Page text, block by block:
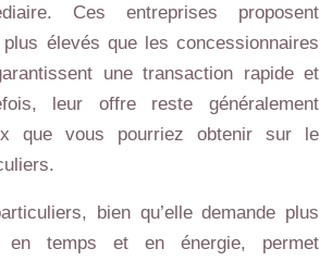
Ces entreprises proposent
élevés que les concessionnaires
une transaction rapide et
leur offre reste généralement
que vous pourriez obtenir sur le
bien qu’elle demande plus
en temps et en énergie, permet